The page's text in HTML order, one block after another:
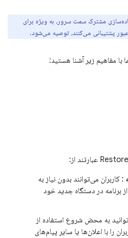
مشترک سمت سرور، به ویژه برای
عبور پشتیبانی می‌کنند، توصیه می‌شود.
مفاهیم زیر آشنا هستید:
: کاربران می‌توانند بدون نیاز به
برنامه در دستگاه جدید خود
به محض شروع استفاده از
را با اعلان‌ها یا سایر پیام‌های